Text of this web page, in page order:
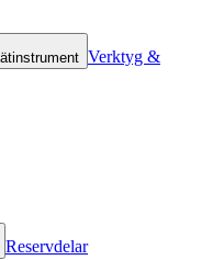
Verktyg &
Reservdelar